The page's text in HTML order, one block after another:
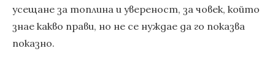
усещане за топлина и увереност, за човек, който
знае какво прави, но не се нуждае да го показва
показно.